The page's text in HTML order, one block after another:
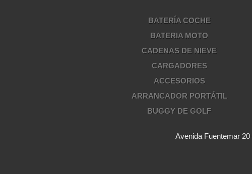
BATERÍA COCHE
BATERIA MOTO
CADENAS DE NIEVE
CARGADORES
ACCESORIOS
ARRANCADOR PORTÁTIL
BUGGY DE GOLF
Avenida Fuentemar